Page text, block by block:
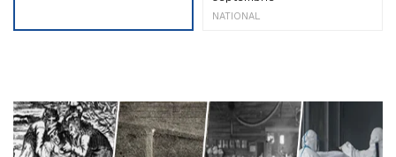
NATIONAL